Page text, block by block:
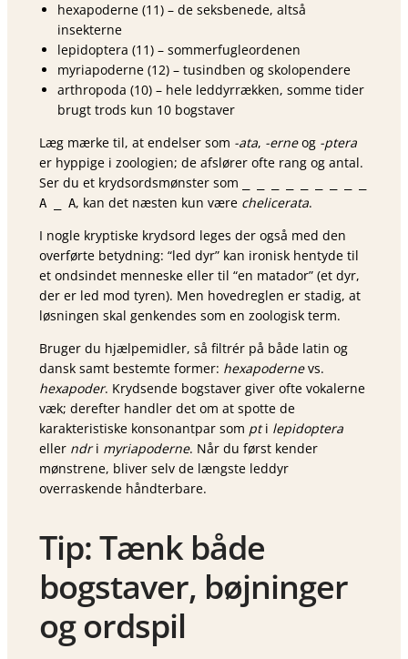
hexapoderne (11) – de seksbenede, altså
insekterne
lepidoptera (11) – sommerfugleordenen
myriapoderne (12) – tusindben og skolopendere
arthropoda (10) – hele leddyr­rækken, somme tider
brugt trods kun 10 bogstaver
Læg mærke til, at endelser som -ata, -erneog -ptera
er hyppige i zoologien; de afslører ofte rang og antal.
Ser du et krydsordsmønster som
A _ A, kan det næsten kun være chelicerata.
I nogle kryptiske krydsord leges der også med den
overførte betydning: “led dyr” kan ironisk hentyde til
et ondsindet menneske eller til “en matador” (et dyr,
der er led mod tyren). Men hovedreglen er stadig, at
løsningen skal genkendes som en zoologisk term.
Bruger du hjælpemidler, så filtrér på både latin og
dansk samt bestemte former: hexapodernevs.
hexapoder. Krydsende bogstaver giver ofte vokalerne
væk; derefter handler det om at spotte de
karakteristiske konsonantpar som pti lepidoptera
eller ndri myriapoderne. Når du først kender
mønstrene, bliver selv de længste leddyr
overraskende håndterbare.
Tip: Tænk både
bogstaver, bøjninger
og ordspil